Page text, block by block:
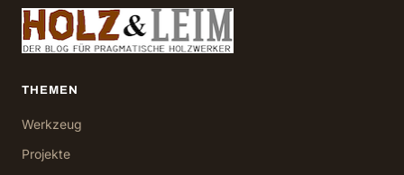
THEMEN
Werkzeug
Projekte